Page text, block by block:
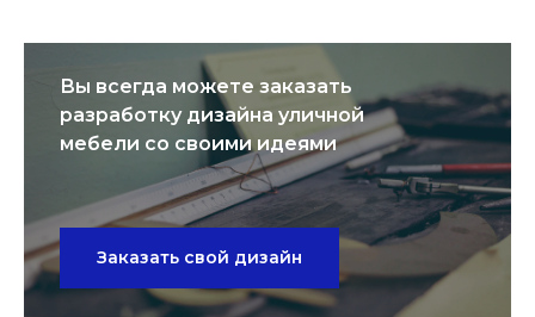
Вы всегда можете заказать
разработку дизайна уличной
мебели со своими идеями
Заказать свой дизайн